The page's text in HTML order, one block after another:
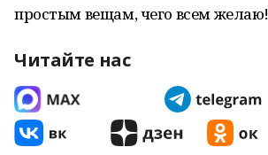
простым вещам, чего всем желаю!
Читайте нас